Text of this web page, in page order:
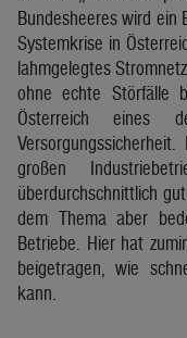
Bundesheeres wird ein
Systemkrise in
lahmgelegtes
ohne echte Störfälle
Österreich eines
großen
überdurchschnittlich
dem Thema aber
Betriebe. Hier hat
beigetragen, wie
kann.